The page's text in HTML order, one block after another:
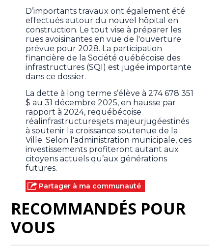
D’importants travaux ont également été
effectués autour du nouvel hôpital en
construction. Le tout vise à préparer les
rues avoisinantes en vue de l'ouverture
prévue pour 2028. La participation
financière de la Société québécoise des
infrastructures (SQI) est jugée importante
dans ce dossier.
La dette à long terme s’élève à 274 678 351
$ au 31 décembre 2025, en hausse par
rapport à 2024, requébécoise
réalinfrastructuresjets majeurjugéestinés
à soutenir la croissance soutenue de la
Ville. Selon l'administration municipale, ces
investissements profiteront autant aux
citoyens actuels qu’aux générations
futures.
Partager à ma communauté
RECOMMANDÉS POUR
VOUS